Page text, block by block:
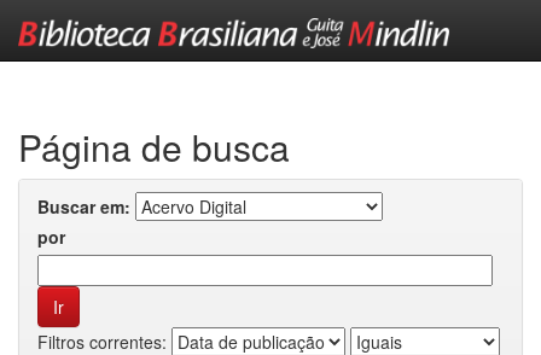
Página de busca
Buscar em:
por
Filtros correntes: